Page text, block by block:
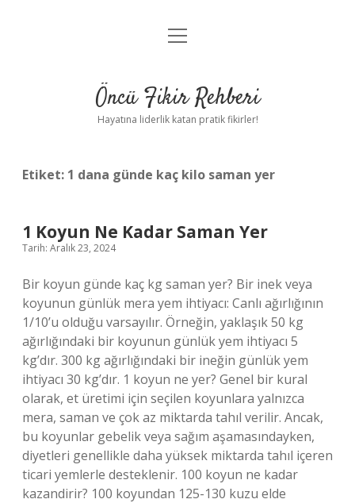
Anasayfa
Yasal Uyarı
menüyü
Öncü Fikir Rehberi
Hayatına liderlik katan pratik fikirler!
Etiket: 1 dana günde kaç kilo saman yer
1 Koyun Ne Kadar Saman Yer
Tarih: Aralık 23, 2024
Bir koyun günde kaç kg saman yer? Bir inek veya
koyunun günlük mera yem ihtiyacı: Canlı ağırlığının
1/10’u olduğu varsayılır. Örneğin, yaklaşık 50 kg
ağırlığındaki bir koyunun günlük yem ihtiyacı 5
kg’dır. 300 kg ağırlığındaki bir ineğin günlük yem
ihtiyacı 30 kg’dır. 1 koyun ne yer? Genel bir kural
olarak, et üretimi için seçilen koyunlara yalnızca
mera, saman ve çok az miktarda tahıl verilir. Ancak,
bu koyunlar gebelik veya sağım aşamasındayken,
diyetleri genellikle daha yüksek miktarda tahıl içeren
ticari yemlerle desteklenir. 100 koyun ne kadar
kazandirir? 100 koyundan 125-130 kuzu elde